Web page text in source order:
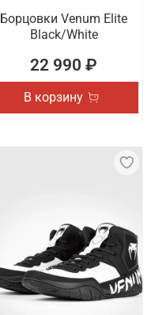
Борцовки Venum Elite
Black/White
22 990 ₽
В корзину